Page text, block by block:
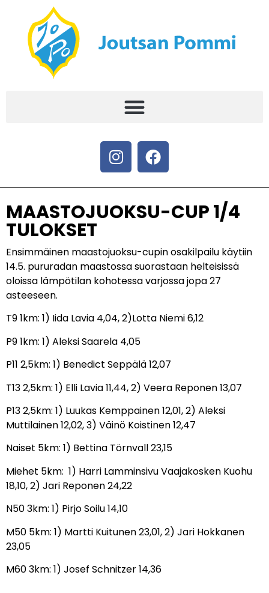
MAASTOJUOKSU-CUP 1/4
TULOKSET
Ensimmäinen maastojuoksu-cupin osakilpailu käytiin
14.5. pururadan maastossa suorastaan helteisissä
oloissa lämpötilan kohotessa varjossa jopa 27
asteeseen.
T9 1km: 1) Iida Lavia 4,04, 2)Lotta Niemi 6,12
P9 1km: 1) Aleksi Saarela 4,05
P11 2,5km: 1) Benedict Seppälä 12,07
T13 2,5km: 1) Elli Lavia 11,44, 2) Veera Reponen 13,07
P13 2,5km: 1) Luukas Kemppainen 12,01, 2) Aleksi
Muttilainen 12,02, 3) Väinö Koistinen 12,47
Naiset 5km: 1) Bettina Törnvall 23,15
Miehet 5km: 1) Harri Lamminsivu Vaajakosken Kuohu
18,10, 2) Jari Reponen 24,22
N50 3km: 1) Pirjo Soilu 14,10
M50 5km: 1) Martti Kuitunen 23,01, 2) Jari Hokkanen
23,05
M60 3km: 1) Josef Schnitzer 14,36